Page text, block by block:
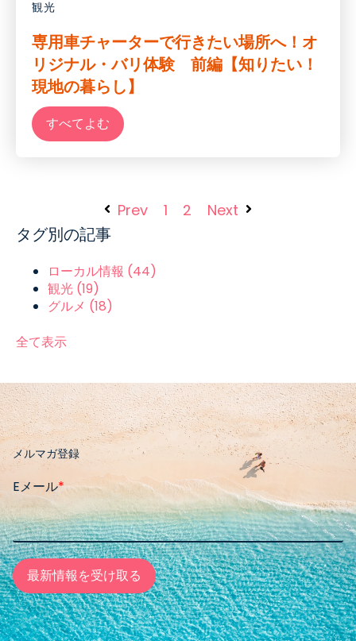
観光
専用車チャーターで行きたい場所へ！オ
リジナル・バリ体験 前編【知りたい！
現地の暮らし】
すべてよむ
Prev 1 2 Next
タグ別の記事
ローカル情報 (44)
観光 (19)
グルメ (18)
全て表示
メルマガ登録
Eメール*